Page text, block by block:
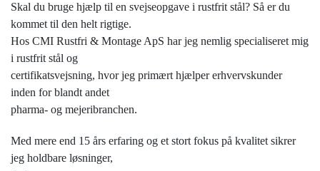
Skal du bruge hjælp til en svejseopgave i rustfrit stål? Så er du
kommet til den helt rigtige.
Hos CMI Rustfri & Montage ApS har jeg nemlig specialiseret mig
i rustfrit stål og
certifikatsvejsning, hvor jeg primært hjælper erhvervskunder
inden for blandt andet
pharma- og mejeribranchen.
Med mere end 15 års erfaring og et stort fokus på kvalitet sikrer
jeg holdbare løsninger,